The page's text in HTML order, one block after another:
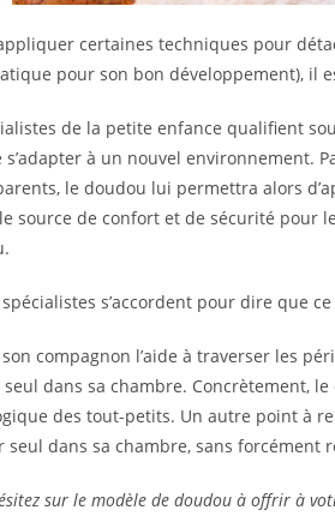
certaines techniques pour
pour son bon développement), il
de la petite enfance qualifient
s’adapter à un nouvel environnement.
le doudou lui permettra alors
source de confort et de sécurité pour
spécialistes s’accordent pour dire que
son compagnon l’aide à traverser les
dans sa chambre. Concrètement,
des tout-petits. Un autre point à
seul dans sa chambre, sans forcément
sur le modèle de doudou à offrir à